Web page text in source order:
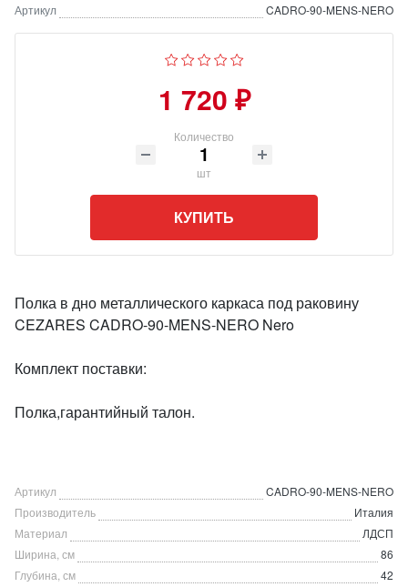
Артикул CADRO-90-MENS-NERO
1 720 ₽
Количество
шт
КУПИТЬ
Полка в дно металлического каркаса под раковину
CEZARES CADRO-90-MENS-NERO Nero
Комплект поставки:
Полка,гарантийный талон.
Артикул
CADRO-90-MENS-NERO
Производитель
Италия
Материал
ЛДСП
Ширина, см
86
Глубина, см
42